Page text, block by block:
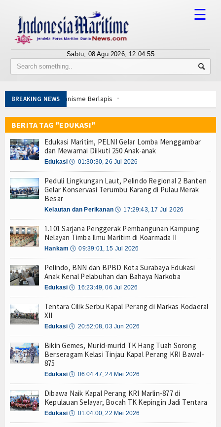
Tentang Kami
Berita
Bisnis
BUMN
Edukasi
Hankam
Internasional
Kesehatan
Khazanah
Logistik
Nasional
News
☰
Sabtu, 08 Agu 2026, 12:04:55
BREAKING NEWS
Mekanisme Berlapis
TNI dan Kepala Staf Angkatan
Dabo Singkep
Anak Yatim
Merah Putih
Pinjol Ilegal
Kejari Jakut Perpanjang Kerja Sama Hukum
Baja Pertama
Mekanisme Berlapis
TNI dan Kepala Staf Angkatan
Dabo Singkep
Merah Putih
Pinjol Ilegal
Kejari Jakut Perpanjang Kerja Sama Hukum
Baja Pertama
Mekanisme Berlapis
TNI dan Kepala Staf Angkatan
Dabo Singkep
Anak Yatim
Merah Putih
Pinjol Ilegal
Kejari Jakut Perpanjang Kerja Sama Hukum
Baja Pertama
BERITA TAG "EDUKASI"
Edukasi Maritim, PELNI Gelar Lomba Menggambar
dan Mewarnai Diikuti 250 Anak-anak
Edukasi 🕔 01:30:30, 26 Jul 2026
Peduli Lingkungan Laut, Pelindo Regional 2 Banten
Gelar Konservasi Terumbu Karang di Pulau Merak
Besar
Kelautan dan Perikanan 🕔 17:29:43, 17 Jul 2026
1.101 Sarjana Penggerak Pembangunan Kampung
Nelayan Timba Ilmu Maritim di Koarmada II
Hankam 🕔 09:39:01, 15 Jul 2026
Pelindo, BNN dan BPBD Kota Surabaya Edukasi
Anak Kenal Pelabuhan dan Bahaya Narkoba
Edukasi 🕔 16:23:49, 06 Jul 2026
Tentara Cilik Serbu Kapal Perang di Markas Kodaeral
XII
Edukasi 🕔 20:52:08, 03 Jun 2026
Bikin Gemes, Murid-murid TK Hang Tuah Sorong
Berseragam Kelasi Tinjau Kapal Perang KRI Bawal-
875
Edukasi 🕔 06:04:47, 24 Mei 2026
Dibawa Naik Kapal Perang KRI Marlin-877 di
Kepulauan Selayar, Bocah TK Kepingin Jadi Tentara
Edukasi 🕔 01:04:00, 22 Mei 2026